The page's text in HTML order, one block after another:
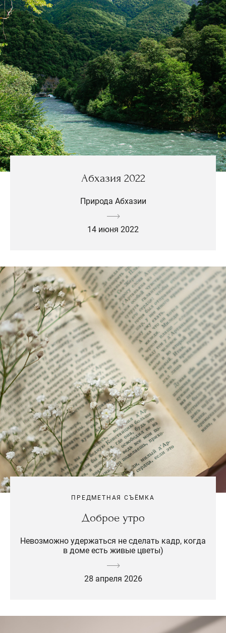
Абхазия 2022
Природа Абхазии
14 июня 2022
ПРЕДМЕТНАЯ СЪЁМКА
Доброе утро
Невозможно удержаться не сделать кадр, когда
в доме есть живые цветы)
28 апреля 2026